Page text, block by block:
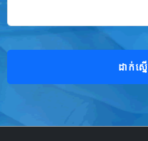
ដាក់ស្នើ